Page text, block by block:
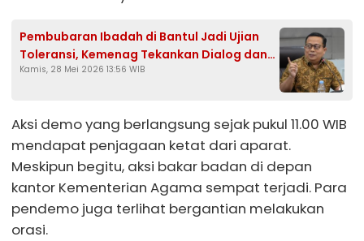
Pembubaran Ibadah di Bantul Jadi Ujian
Toleransi, Kemenag Tekankan Dialog dan
Aturan
Kamis, 28 Mei 2026 13:56 WIB
Aksi demo yang berlangsung sejak pukul 11.00 WIB
mendapat penjagaan ketat dari aparat.
Meskipun begitu, aksi bakar badan di depan
kantor Kementerian Agama sempat terjadi. Para
pendemo juga terlihat bergantian melakukan
orasi.